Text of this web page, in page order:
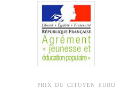
PRIX DU CITOYEN